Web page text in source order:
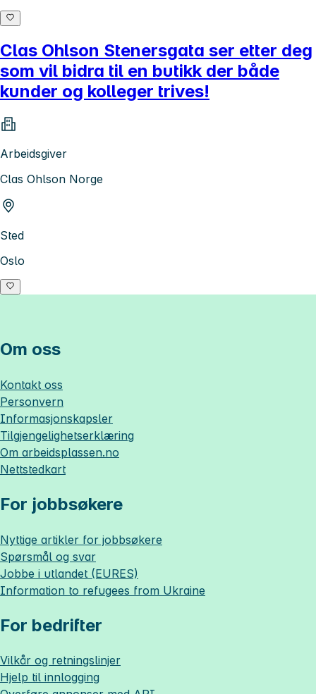
Clas Ohlson Stenersgata ser etter deg
som vil bidra til en butikk der både
kunder og kolleger trives!
Arbeidsgiver
Clas Ohlson Norge
Sted
Oslo
Om oss
Kontakt oss
Personvern
Informasjonskapsler
Tilgjengelighetserklæring
Om arbeidsplassen.no
Nettstedkart
For jobbsøkere
Nyttige artikler for jobbsøkere
Spørsmål og svar
Jobbe i utlandet (EURES)
Information to refugees from Ukraine
For bedrifter
Vilkår og retningslinjer
Hjelp til innlogging